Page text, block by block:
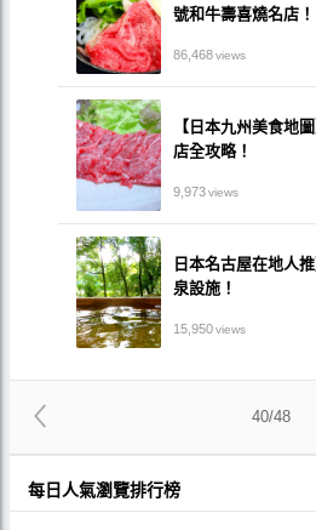
號和牛壽喜燒名店！
86,468views
【日本九州美食地
店全攻略！
9,973views
日本名古屋在地人
泉設施！
15,950views
40/48
每日人氣瀏覽排行榜